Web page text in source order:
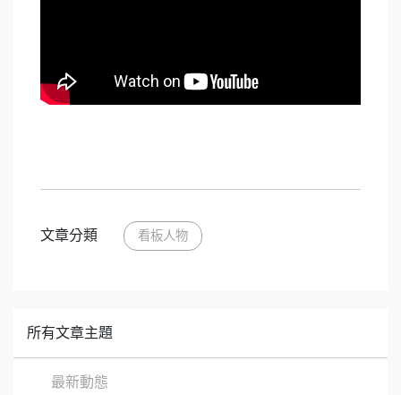
文章分類 看板人物
所有文章主題
最新動態